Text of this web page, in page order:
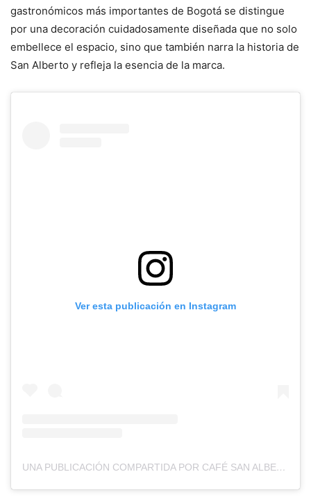
gastronómicos más importantes de Bogotá se distingue
por una decoración cuidadosamente diseñada que no solo
embellece el espacio, sino que también narra la historia de
San Alberto y refleja la esencia de la marca.
Ver esta publicación en Instagram
UNA PUBLICACIÓN COMPARTIDA POR CAFÉ SAN ALBERTO (@CAFE_SAN_ALBERTO)